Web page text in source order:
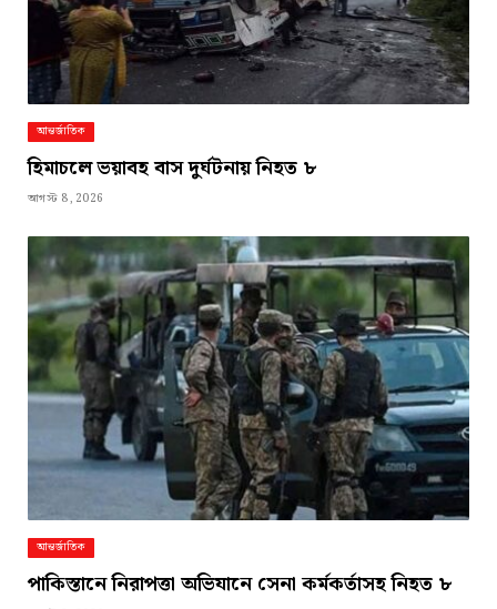
আন্তর্জাতিক
হিমাচলে ভয়াবহ বাস দুর্ঘটনায় নিহত ৮
আগস্ট 8, 2026
আন্তর্জাতিক
পাকিস্তানে নিরাপত্তা অভিযানে সেনা কর্মকর্তাসহ নিহত ৮